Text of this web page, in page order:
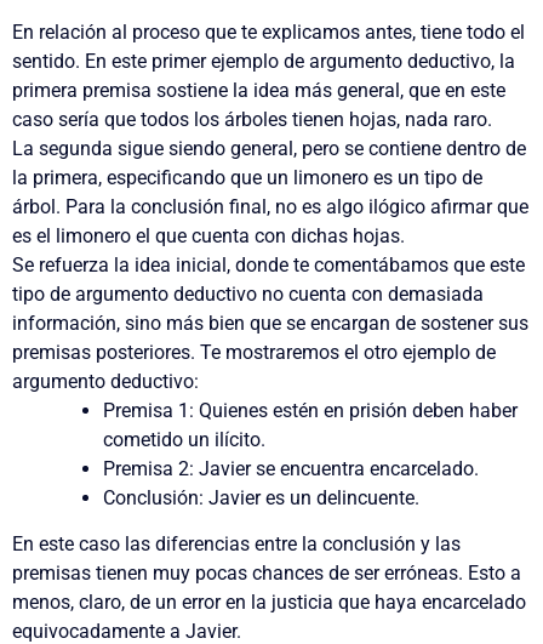
En relación al proceso que te explicamos antes, tiene todo el
sentido. En este primer ejemplo de argumento deductivo, la
primera premisa sostiene la idea más general, que en este
caso sería que todos los árboles tienen hojas, nada raro.
La segunda sigue siendo general, pero se contiene dentro de
la primera, especificando que un limonero es un tipo de
árbol. Para la conclusión final, no es algo ilógico afirmar que
es el limonero el que cuenta con dichas hojas.
Se refuerza la idea inicial, donde te comentábamos que este
tipo de argumento deductivo no cuenta con demasiada
información, sino más bien que se encargan de sostener sus
premisas posteriores. Te mostraremos el otro ejemplo de
argumento deductivo:
Premisa 1: Quienes estén en prisión deben haber
cometido un ilícito.
Premisa 2: Javier se encuentra encarcelado.
Conclusión: Javier es un delincuente.
En este caso las diferencias entre la conclusión y las
premisas tienen muy pocas chances de ser erróneas. Esto a
menos, claro, de un error en la justicia que haya encarcelado
equivocadamente a Javier.